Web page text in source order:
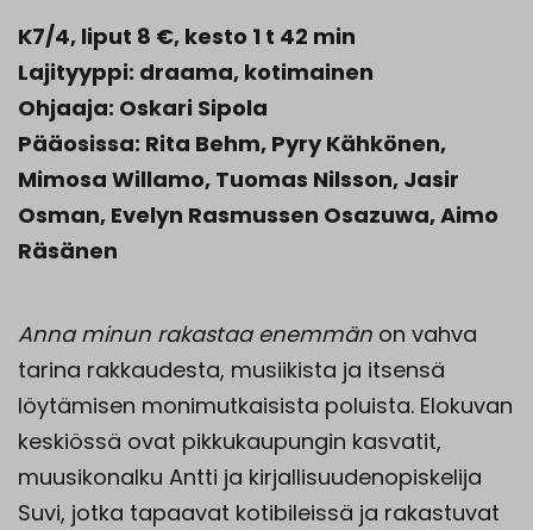
K7/4, liput 8 €, kesto 1 t 42 min
Lajityyppi: draama, kotimainen
Ohjaaja: Oskari Sipola
Pääosissa: Rita Behm, Pyry Kähkönen,
Mimosa Willamo, Tuomas Nilsson, Jasir
Osman, Evelyn Rasmussen Osazuwa, Aimo
Räsänen
Anna minun rakastaa enemmän on vahva
tarina rakkaudesta, musiikista ja itsensä
löytämisen monimutkaisista poluista. Elokuvan
keskiössä ovat pikkukaupungin kasvatit,
muusikonalku Antti ja kirjallisuudenopiskelija
Suvi, jotka tapaavat kotibileissä ja rakastuvat